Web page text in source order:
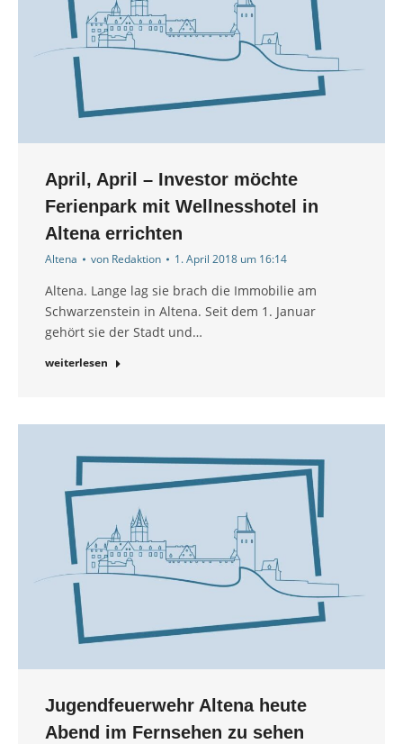
April, April – Investor möchte
Ferienpark mit Wellnesshotel in
Altena errichten
Altena von Redaktion 1. April 2018 um 16:14
Altena. Lange lag sie brach die Immobilie am
Schwarzenstein in Altena. Seit dem 1. Januar
gehört sie der Stadt und…
weiterlesen
Jugendfeuerwehr Altena heute
Abend im Fernsehen zu sehen